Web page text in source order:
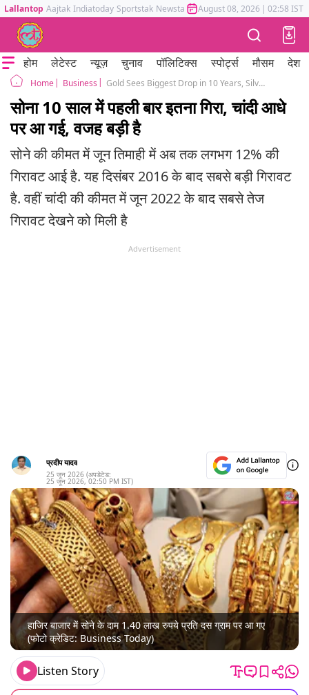
Lallantop Aajtak Indiatoday Sportstak Newstak Mumbai Tak Astrotak
August 08, 2026 | 02:58 IST
होम लेटेस्ट न्यूज़ चुनाव पॉलिटिक्स स्पोर्ट्स मौसम देश
Home Business Gold Sees Biggest Drop in 10 Years, Silver Prices almost Halve
सोना 10 साल में पहली बार इतना गिरा, चांदी आधे
पर आ गई, वजह बड़ी है
सोने की कीमत में जून तिमाही में अब तक लगभग 12% की
गिरावट आई है. यह दिसंबर 2016 के बाद सबसे बड़ी गिरावट
है. वहीं चांदी की कीमत में जून 2022 के बाद सबसे तेज
गिरावट देखने को मिली है
Advertisement
प्रदीप यादव
25 जून 2026 (अपडेटेड:
25 जून 2026, 02:50 PM IST)
हाजिर बाजार में सोने के दाम 1.40 लाख रुपये प्रति दस ग्राम पर आ गए
(फोटो क्रेडिट: Business Today)
Listen Story